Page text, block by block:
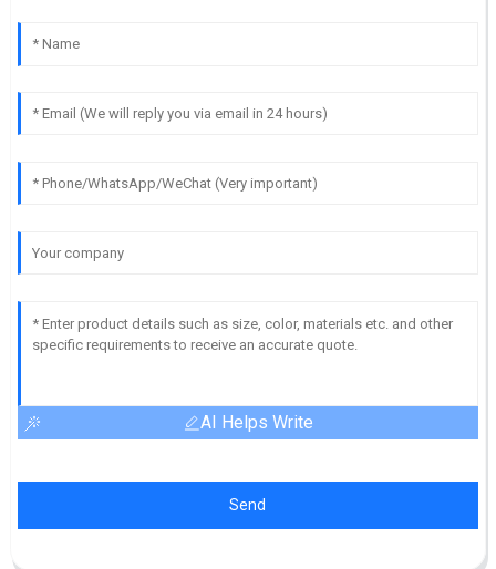
AI Helps Write
Send